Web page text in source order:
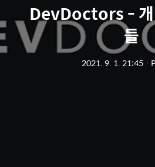
DevDoctors - 개
들
2021. 9. 1. 21:45ㆍ